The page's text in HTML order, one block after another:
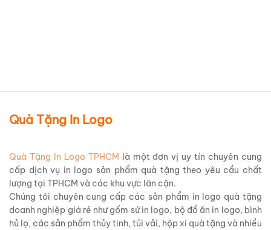
Quà Tặng In Logo
Quà Tặng In Logo TPHCM là một đơn vị uy tín chuyên cung
cấp dịch vụ in logo sản phẩm quà tặng theo yêu cầu chất
lượng tại TPHCM và các khu vực lân cận.
Chúng tôi chuyên cung cấp các sản phẩm in logo quà tặng
doanh nghiệp giá rẻ như gốm sứ in logo, bộ đồ ăn in logo, bình
hủ lọ, các sản phẩm thủy tinh, túi vải, hộp xi quà tặng và nhiều